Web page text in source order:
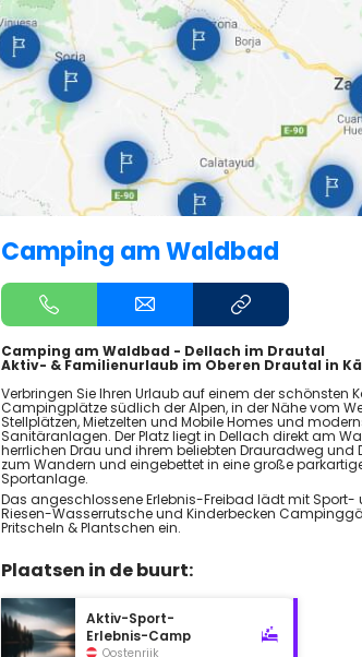
Camping am Waldbad
Camping am Waldbad - Dellach im Drautal
Aktiv- & Familienurlaub im Oberen Drautal in
Verbringen Sie Ihren Urlaub auf einem der schönsten
Campingplätze südlich der Alpen, in der Nähe vom
Stellplätzen, Mietzelten und Mobile Homes und
Sanitäranlagen. Der Platz liegt in Dellach direkt am
herrlichen Drau und ihrem beliebten Drauradweg und
zum Wandern und eingebettet in eine große
Sportanlage.
Das angeschlossene Erlebnis-Freibad lädt mit Sport-
Riesen-Wasserrutsche und Kinderbecken
Pritscheln & Plantschen ein.
Plaatsen in de buurt:
Aktiv-Sport-
Erlebnis-Camp
Oostenrijk